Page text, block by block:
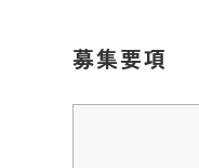
募集要項